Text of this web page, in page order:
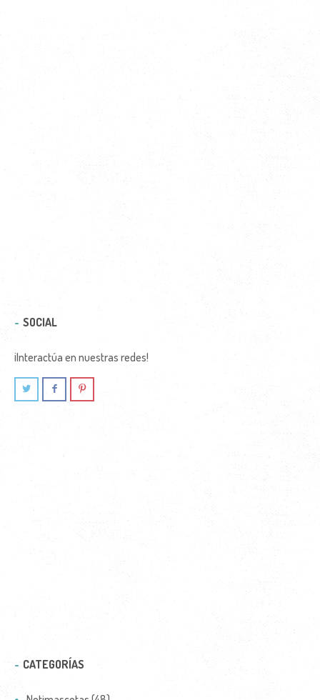
SOCIAL
¡Interactúa en nuestras redes!
CATEGORÍAS